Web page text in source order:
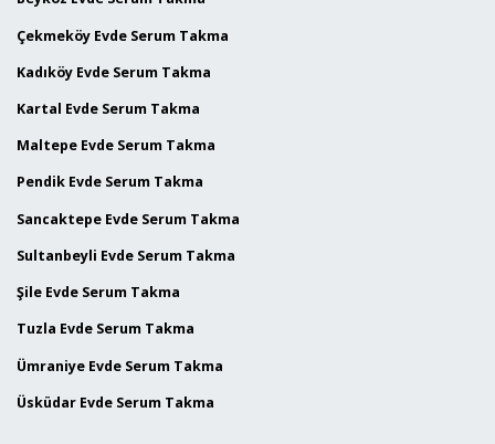
Çekmeköy Evde Serum Takma
Kadıköy Evde Serum Takma
Kartal Evde Serum Takma
Maltepe Evde Serum Takma
Pendik Evde Serum Takma
Sancaktepe Evde Serum Takma
Sultanbeyli Evde Serum Takma
Şile Evde Serum Takma
Tuzla Evde Serum Takma
Ümraniye Evde Serum Takma
Üsküdar Evde Serum Takma